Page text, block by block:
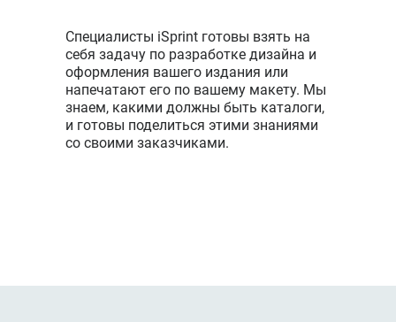
г/м2, 60
полос 4+4,
обложка -
меловання
бумага 300
г/м2, 4
полосы 4+4,
19900 ₽ 35250 ₽
210*297 мм,
Специалисты iSprint готовы взять на
себя задачу по разработке дизайна и
оформления вашего издания или
напечатают его по вашему макету. Мы
знаем, какими должны быть каталоги,
и готовы поделиться этими знаниями
со своими заказчиками.